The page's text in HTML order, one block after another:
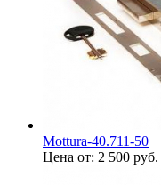
Mottura-40.711-50
Цена от: 2 500 руб.